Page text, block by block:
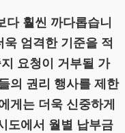
다 훨씬 까다롭습니
엄격한 기준을 적
요청이 거부될 가
의 권리 행사를 제한
게는 더욱 신중하게
도에서 월별 납부금